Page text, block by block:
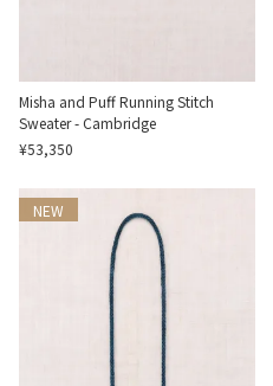
Misha and Puff Running Stitch
Sweater - Cambridge
¥53,350
NEW